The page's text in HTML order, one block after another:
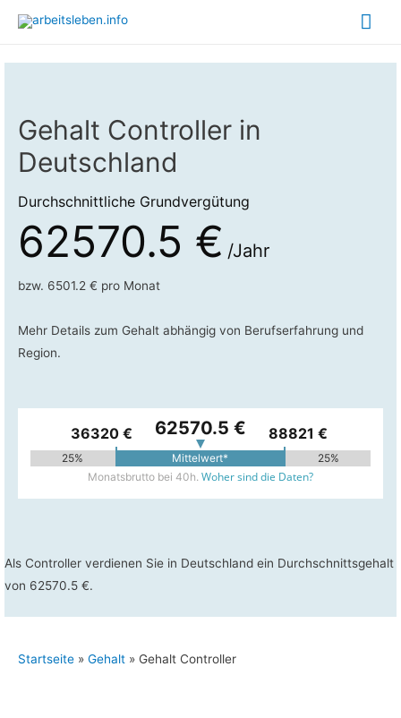
Gehalt Controller in
Deutschland
Durchschnittliche Grundvergütung
62570.5 € /Jahr
bzw. 6501.2 € pro Monat
Mehr Details zum Gehalt abhängig von Berufserfahrung und
Region.
36320 € 62570.5 € 88821 €
25% Mittelwert*
25%
Monatsbrutto bei 40h. Woher sind die Daten?
Als Controller verdienen Sie in Deutschland ein Durchschnittsgehalt
von 62570.5 €.
Startseite » Gehalt » Gehalt Controller